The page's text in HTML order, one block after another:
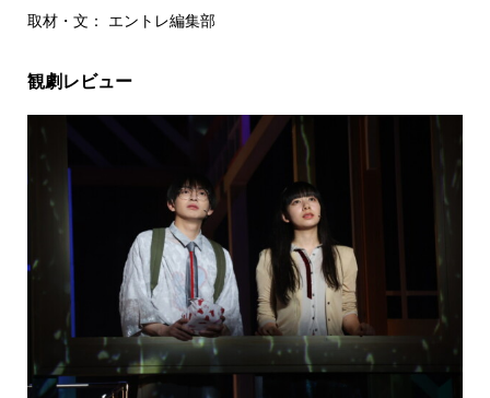
取材・文： エントレ編集部
観劇レビュー